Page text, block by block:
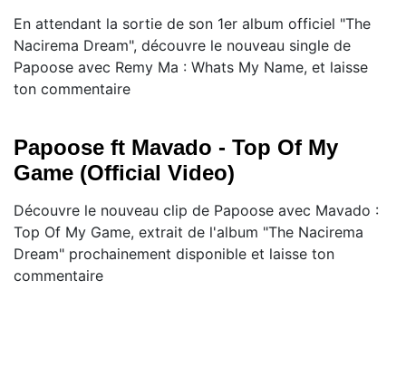
En attendant la sortie de son 1er album officiel "The
Nacirema Dream", découvre le nouveau single de
Papoose avec Remy Ma : Whats My Name, et laisse
ton commentaire
Papoose ft Mavado - Top Of My
Game (Official Video)
Découvre le nouveau clip de Papoose avec Mavado :
Top Of My Game, extrait de l'album "The Nacirema
Dream" prochainement disponible et laisse ton
commentaire